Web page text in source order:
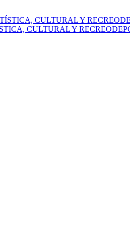
CULTURAL Y